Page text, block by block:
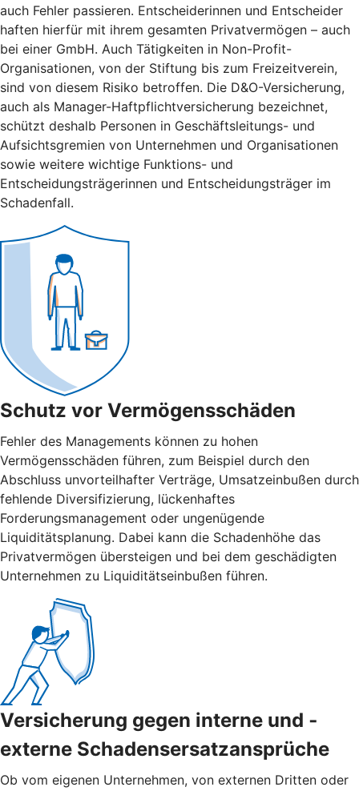
auch Fehler passieren. Entscheiderinnen und Entscheider
haften hierfür mit ihrem gesamten Privatvermögen – auch
bei einer GmbH. Auch Tätigkeiten in Non-Profit-
Organisationen, von der Stiftung bis zum Freizeitverein,
sind von diesem Risiko betroffen. Die D&O-Versicherung,
auch als Manager-Haftpflichtversicherung bezeichnet,
schützt deshalb Personen in Geschäftsleitungs- und
Aufsichtsgremien von Unternehmen und Organisationen
sowie weitere wichtige Funktions- und
Entscheidungsträgerinnen und Entscheidungsträger im
Schadenfall.
Schutz vor Vermögensschäden
Fehler des Managements können zu hohen
Vermögensschäden führen, zum Beispiel durch den
Abschluss unvorteilhafter Verträge, Umsatzeinbußen durch
fehlende Diversifizierung, lückenhaftes
Forderungsmanagement oder ungenügende
Liquiditätsplanung. Dabei kann die Schadenhöhe das
Privatvermögen übersteigen und bei dem geschädigten
Unternehmen zu Liquiditätseinbußen führen.
Versicherung gegen interne und ­
externe ­Schadensersatzansprüche
Ob vom eigenen Unternehmen, von externen Dritten oder